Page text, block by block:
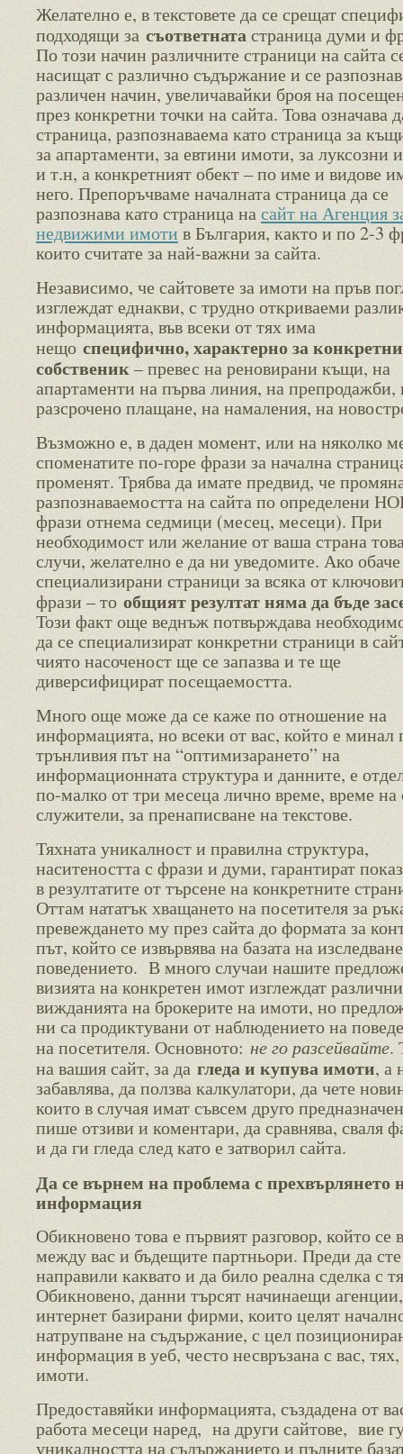
Желателно е, в текстовете да се срещат
подходящи за съответнатастраница думи и
По този начин различните страници на сайта
насищат с различно съдържание и се
различен начин, увеличавайки броя на
през конкретни точки на сайта. Това означава
страница, разпознаваема като страница за
за апартаменти, за евтини имоти, за луксозни
и т.н, а конкретният обект – по име и видове
него. Препоръчваме началната страница да се
разпознава като страница насайт на Агенция
недвижими имотив България, както и по 2-3
които считате за най-важни за сайта.
Независимо, че сайтовете за имоти на пръв
изглеждат еднакви, с трудно откриваеми
информацията, във всеки от тях има
нещо специфично, характерно за
собственик– превес на реновирани къщи, на
апартаменти на първа линия, на препродажби,
разсрочено плащане, на намаления, на
Възможно е, в даден момент, или на няколко
споменатите по-горе фрази за начална
променят. Трябва да имате предвид, че
разпознаваемостта на сайта по определени
фрази отнема седмици (месец, месеци). При
необходимост или желание от ваша страна
случи, желателно е да ни уведомите. Ако
специализирани страници за всяка от
фрази – то общият резултат няма да бъде
Този факт още веднъж потвърждава
да се специализират конкретни страници в
чиято насоченост ще се запазва и те ще
диверсифицират посещаемостта.
Много още може да се каже по отношение на
информацията, но всеки от вас, който е минал
трънливия път на “оптимизарането” на
информационната структура и данните, е
по-малко от три месеца лично време, време на
служители, за пренаписване на текстове.
Тяхната уникалност и правилна структура,
наситеността с фрази и думи, гарантират
в резултатите от търсене на конкретните
Оттам нататък хващането на посетителя за
превеждането му през сайта до формата за
път, който се извървява на базата на
поведението. В много случаи нашите
визията на конкретен имот изглеждат
вижданията на брокерите на имоти, но
ни са продиктувани от наблюдението на
на посетителя. Основното: не го разсейвайте.
на вашия сайт, за да гледа и купува имоти, а
забавлява, да ползва калкулатори, да чете
които в случая имат съвсем друго
пише отзиви и коментари, да сравнява, сваля
и да ги гледа след като е затворил сайта.
Да се върнем на проблема с прехвърлянето
информация
Обикновено това е първият разговор, който се
между вас и бъдещите партньори. Преди да сте
направили каквато и да било реална сделка с
Обикновено, данни търсят начинаещи
интернет базирани фирми, които целят
натрупване на съдържание, с цел
информация в уеб, често несвръзана с вас,
имоти.
Предоставяйки информацията, създадена от
работа месеци наред, на други сайтове, вие
уникалността на съдържанието и пълните